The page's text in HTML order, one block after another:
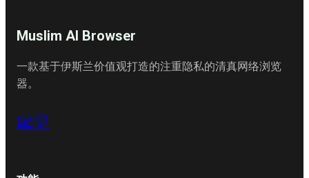
Muslim AI Browser
一款基于伊斯兰价值观打造的注重隐私的清真网络浏览
器。
📧💬